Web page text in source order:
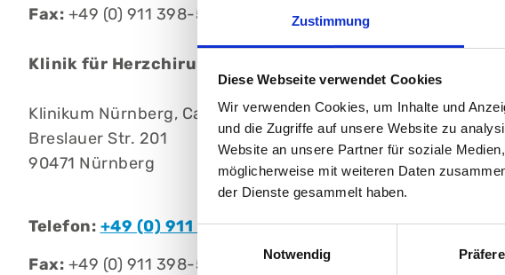
Zustimmung
Diese Webseite verwendet Cookies
Wir verwenden Cookies, um Inhalte und
und die Zugriffe auf unsere Website zu
Website an unsere Partner für soziale
möglicherweise mit weiteren Daten
der Dienste gesammelt haben.
Einwilligungsauswahl
Notwendig
Fax: +49 (0) 911 398-5443
Klinik für Herzchirurgie
Klinikum Nürnberg, Campus Süd
Breslauer Str. 201
90471 Nürnberg
Telefon: +49 (0) 911 398-5441
Fax: +49 (0) 911 398-5443